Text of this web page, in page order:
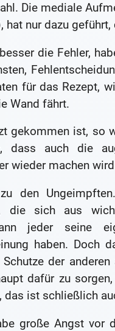
Die mediale
hat nur dazu
die Fehler,
für das Rezept,
Wand fährt.
gekommen ist, so
dass auch die
wieder machen
den
die sich aus
jeder seine
haben. Doch
der
dafür zu
das ist schließlich
große Angst vor